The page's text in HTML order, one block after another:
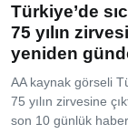
Türkiye’de
75 yılın
yeniden
AA kaynak görseli
75 yılın zirvesine
son 10 günlük haber